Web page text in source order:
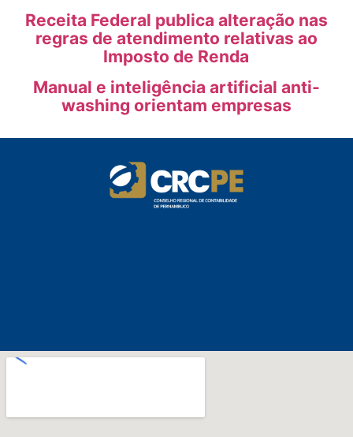
Receita Federal publica alteração nas
regras de atendimento relativas ao
Imposto de Renda
Manual e inteligência artificial anti-
washing orientam empresas